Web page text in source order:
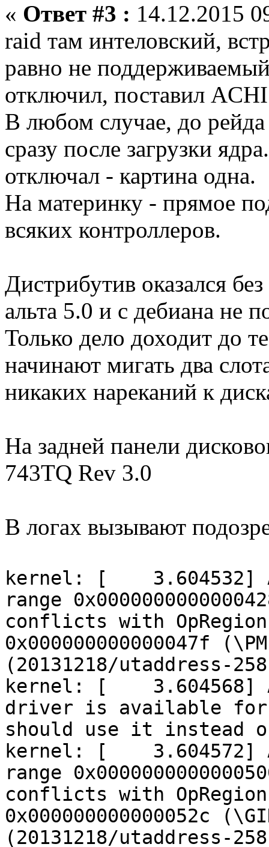
« Ответ #3 : 14.12.2015
raid там интеловский,
равно не
отключил, поставил
В любом случае, до
сразу после загрузки
отключал - картина одна.
На материнку - прямое
всяких контроллеров.
Дистрибутив оказался
альта 5.0 и с дебиана не
Только дело доходит до
начинают мигать два
никаких нареканий к
На задней панели
743TQ Rev 3.0
В логах вызывают
kernel: [ 3.604532]
range
conflicts with OpRegion
0x000000000000047f
(20131218/utaddress-
kernel: [ 3.604568]
driver is available
should use it instead
kernel: [ 3.604572]
range
conflicts with OpRegion
0x000000000000052c
(20131218/utaddress-